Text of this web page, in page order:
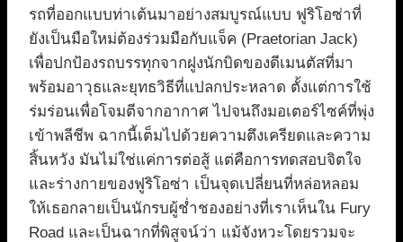
รถที่ออกแบบท่าเต้นมาอย่างสมบูรณ์แบบ ฟูริโอซ่าที่
ยังเป็นมือใหม่ต้องร่วมมือกับแจ็ค (Praetorian Jack)
เพื่อปกป้องรถบรรทุกจากฝูงนักบิดของดีเมนตัสที่มา
พร้อมอาวุธและยุทธวิธีที่แปลกประหลาด ตั้งแต่การใช้
ร่มร่อนเพื่อโจมตีจากอากาศ ไปจนถึงมอเตอร์ไซค์ที่พุ่ง
เข้าพลีชีพ ฉากนี้เต็มไปด้วยความตึงเครียดและความ
สิ้นหวัง มันไม่ใช่แค่การต่อสู้ แต่คือการทดสอบจิตใจ
และร่างกายของฟูริโอซ่า เป็นจุดเปลี่ยนที่หล่อหลอม
ให้เธอกลายเป็นนักรบผู้ช่ำชองอย่างที่เราเห็นใน Fury
Road และเป็นฉากที่พิสูจน์ว่า แม้จังหวะโดยรวมจะ